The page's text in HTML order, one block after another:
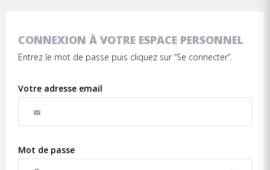
CONNEXION À VOTRE ESPACE PERSONNEL
Entrez le mot de passe puis cliquez sur “Se connecter”.
Votre adresse email
Mot de passe